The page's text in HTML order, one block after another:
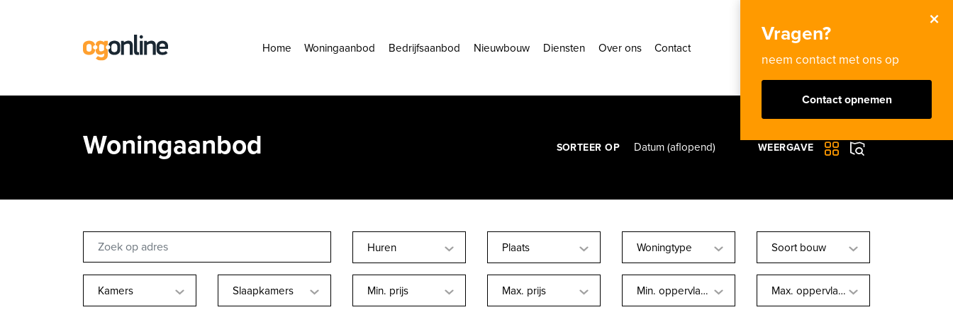
Home Woningaanbod Bedrijfsaanbod Nieuwbouw Diensten Over ons Contact Inloggen
Woningaanbod SORTEER OP Datum (aflopend) WEERGAVE
Huren Plaats Woningtype Soort bouw
Kamers Slaapkamers Min. prijs Max. prijs Min. oppervlakte Max. oppervlakte
×
Vragen?
neem contact met ons op
Contact opnemen